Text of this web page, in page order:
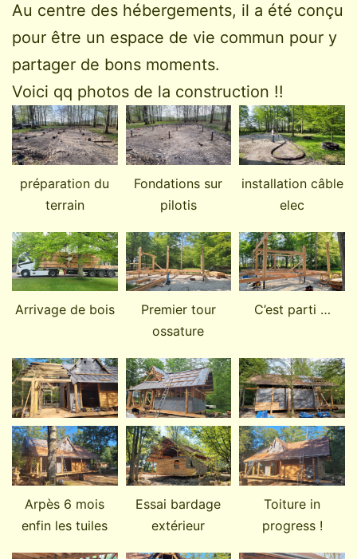
Au centre des hébergements, il a été conçu
pour être un espace de vie commun pour y
partager de bons moments.
Voici qq photos de la construction !!
préparation du
terrain
Fondations sur
pilotis
installation câble
elec
Arrivage de bois
Premier tour
ossature
C’est parti …
Arpès 6 mois
enfin les tuiles
Essai bardage
extérieur
Toiture in
progress !